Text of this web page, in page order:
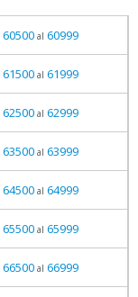
60500al 60999
61500al 61999
62500al 62999
63500al 63999
64500al 64999
65500al 65999
66500al 66999